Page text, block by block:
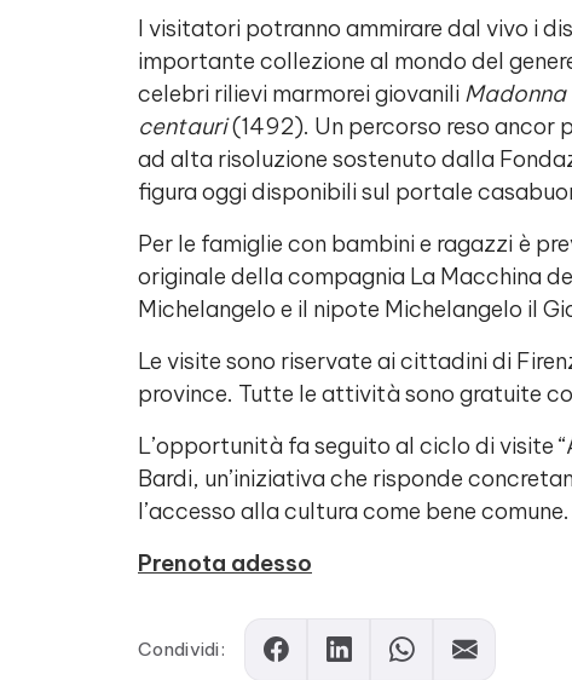
I visitatori potranno ammirare dal vivo i
importante collezione al mondo del
celebri rilievi marmorei giovanili
centauri(1492). Un percorso reso ancor
ad alta risoluzione sostenuto dalla
figura oggi disponibili sul portale
Per le famiglie con bambini e ragazzi è
originale della compagnia La Macchina
Michelangelo e il nipote Michelangelo il
Le visite sono riservate ai cittadini di
province. Tutte le attività sono gratuite
L’opportunità fa seguito al ciclo di visite
Bardi, un’iniziativa che risponde
l’accesso alla cultura come bene comune.
Prenota adesso
Condividi: